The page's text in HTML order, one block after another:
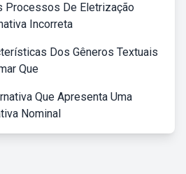
Processos De Eletrização
Incorreta
Dos Gêneros Textuais
Que
Que Apresenta Uma
Nominal